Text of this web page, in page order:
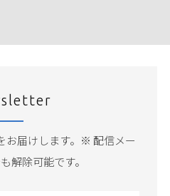
お届けします。※ 配信メー
解除可能です。